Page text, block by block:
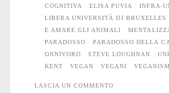
consumo
di
carne
COGNITIVA
ELISA PUVIA
INFRA-
LIBERA UNIVERSITÀ DI BRUXELLES
E AMARE GLI ANIMALI
PARADOSSO
PARADOSSO DELLA
ONNIVORO
STEVE LOUGHNAN
KENT
VEGAN VEGANI
LASCIA UN COMMENTO